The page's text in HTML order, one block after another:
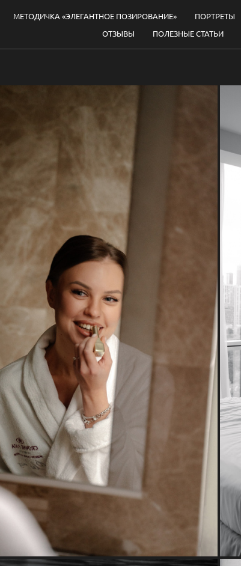
МЕТОДИЧКА «ЭЛЕГАНТНОЕ ПОЗИРОВАНИЕ» ПОРТРЕТЫ
ОТЗЫВЫ
ПОЛЕЗНЫЕ СТАТЬИ